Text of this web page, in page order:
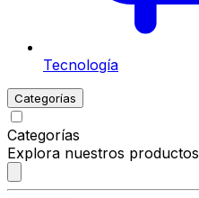
Tecnología
Categorías
Categorías
Explora nuestros productos